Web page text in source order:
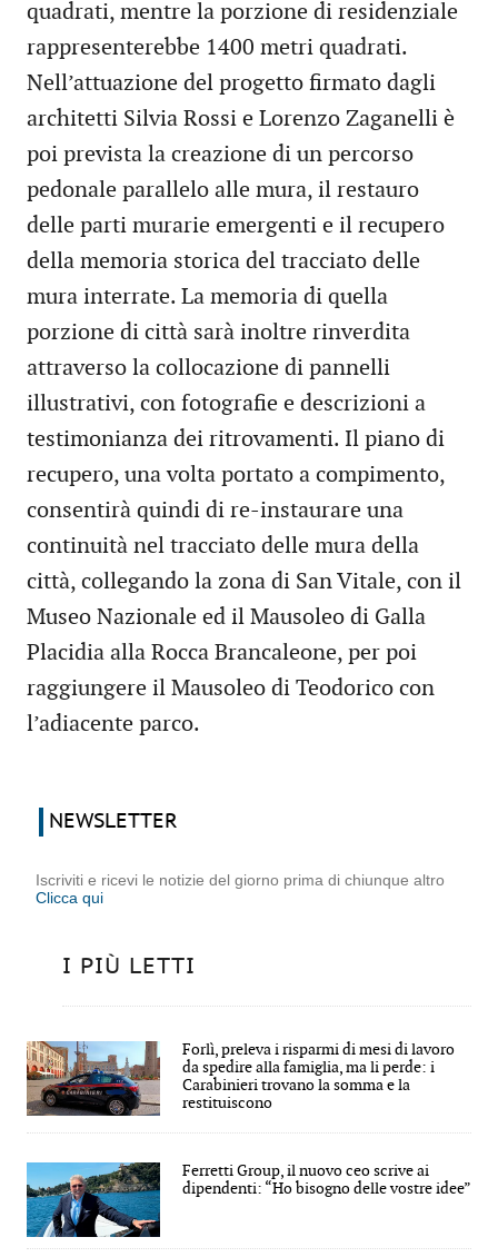
quadrati, mentre la porzione di residenziale
rappresenterebbe 1400 metri quadrati.
Nell’attuazione del progetto firmato dagli
architetti Silvia Rossi e Lorenzo Zaganelli è
poi prevista la creazione di un percorso
pedonale parallelo alle mura, il restauro
delle parti murarie emergenti e il recupero
della memoria storica del tracciato delle
mura interrate. La memoria di quella
porzione di città sarà inoltre rinverdita
attraverso la collocazione di pannelli
illustrativi, con fotografie e descrizioni a
testimonianza dei ritrovamenti. Il piano di
recupero, una volta portato a compimento,
consentirà quindi di re-instaurare una
continuità nel tracciato delle mura della
città, collegando la zona di San Vitale, con il
Museo Nazionale ed il Mausoleo di Galla
Placidia alla Rocca Brancaleone, per poi
raggiungere il Mausoleo di Teodorico con
l’adiacente parco.
NEWSLETTER
Iscriviti e ricevi le notizie del giorno prima di chiunque altro
Clicca qui
I PIÙ LETTI
Forlì, preleva i risparmi di mesi di lavoro
da spedire alla famiglia, ma li perde: i
Carabinieri trovano la somma e la
restituiscono
Ferretti Group, il nuovo ceo scrive ai
dipendenti: “Ho bisogno delle vostre idee”